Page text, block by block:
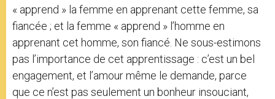
« apprend » la femme en apprenant cette femme, sa
fiancée ; et la femme « apprend » l’homme en
apprenant cet homme, son fiancé. Ne sous-estimons
pas l’importance de cet apprentissage : c’est un bel
engagement, et l’amour même le demande, parce
que ce n’est pas seulement un bonheur insouciant,